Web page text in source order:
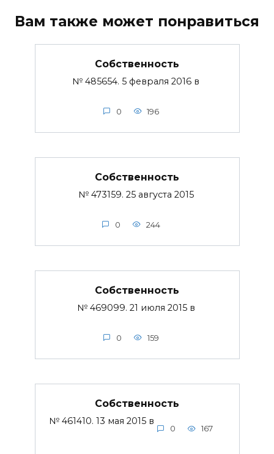
Вам также может понравиться
Собственность
№ 485654. 5 февраля 2016 в
0 196
Собственность
№ 473159. 25 августа 2015
0 244
Собственность
№ 469099. 21 июля 2015 в
0 159
Собственность
№ 461410. 13 мая 2015 в
0 167